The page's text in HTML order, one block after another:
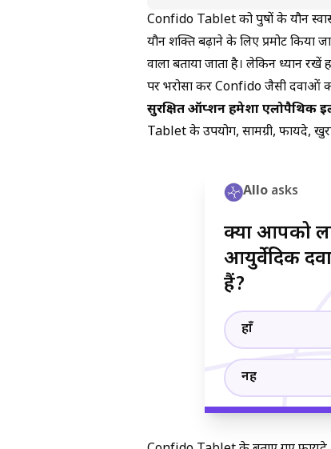
लिए सुरक्षित और प्रभावी विकल्प हमेशा
Confido Tablet को पुरुषों के यौन
यौन शक्ति बढ़ाने के लिए प्रमोट किया
वाला बताया जाता है। लेकिन ध्यान
पर भरोसा कर Confido जैसी दवाओं
सुरक्षित ऑप्शन हमेशा एलोपैथिक
Tablet के उपयोग, सामग्री, फायदे,
Allo asks
क्या आपको
आयुर्वेदिक
हैं?
हाँ
नहीं